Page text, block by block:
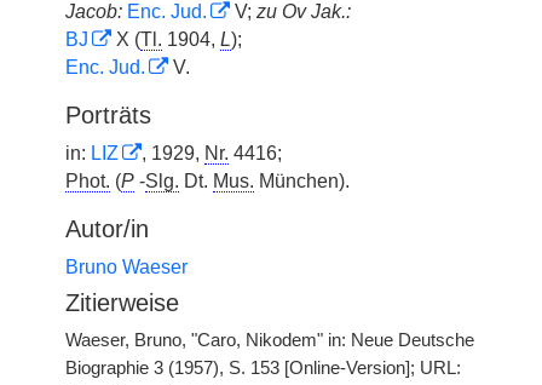
Jacob: Enc. Jud. V; zu Ov Jak.:
BJ
X (Tl. 1904, L);
Enc. Jud.
V.
Porträts
in: LIZ , 1929, Nr. 4416;
Phot. (P -Slg. Dt. Mus. München).
Autor/in
Bruno Waeser
Zitierweise
Waeser, Bruno, "Caro, Nikodem" in: Neue Deutsche
Biographie 3 (1957), S. 153 [Online-Version]; URL: